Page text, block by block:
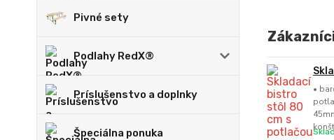
Pivné sety
Podlahy RedX®
Príslušenstvo a doplnky
Špeciálna ponuka
•